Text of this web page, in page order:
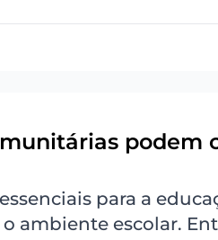
podem
para a
ambiente escolar.